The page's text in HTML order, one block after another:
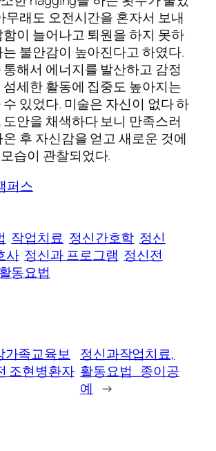
무래도 오전시간을 혼자서 보내
이 늘어나고 퇴원을 하지 못하
는 불안감이 높아진다고 하였다.
해서 에너지를 발산하고 감정
세한 활동에 집중도 높아지는
있었다. 미술은 자신이 없다 하
안을 채색하다 보니 만족스러
후 자신감을 얻고 새로운 것에
습이 관찰되었다.
퍼스
작업치료 정신간호학 정신
사 정신과 프로그램 정신전
활동요법
가족교육보
조현병환자
정신과작업치료,
활동요법_종이공
예 →